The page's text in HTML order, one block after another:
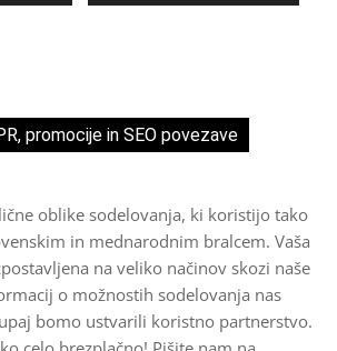
promocije in SEO povezave
oblike sodelovanja, ki koristijo tako
in mednarodnim bralcem. Vaša
na veliko načinov skozi naše
o možnostih sodelovanja nas
bomo ustvarili koristno partnerstvo.